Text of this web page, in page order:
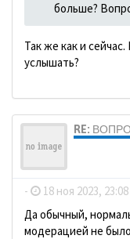
больше?
Так же как и
услышать?
RE:
- 18 ноя 2023, 23:08
Да обычный,
модерацией не